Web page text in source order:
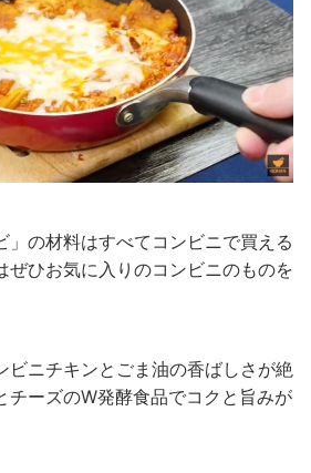
」の材料はすべてコンビニで買える
ぜひお気に入りのコンビニのものを
ビニチキンとごま油の香ばしさが絶
チーズのW発酵食品でコクと旨みが